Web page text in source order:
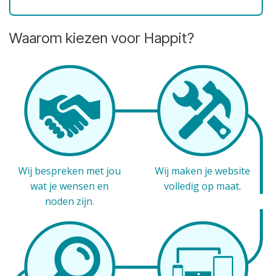
Waarom kiezen voor Happit?
Wij bespreken met jou
wat je wensen en
noden zijn.
Wij maken je website
volledig op maat.